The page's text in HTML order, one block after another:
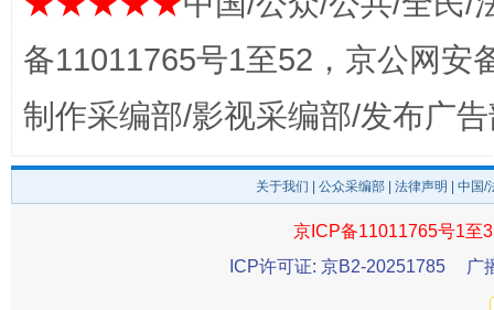
东山县通报“牛蛙产品抗生素超标问题” 法
备11011765号1至52，京公网安
制作采编部/影视采编部/发布广
关于我们 公众采编部 法律声明 | 中国
京ICP备11011765号1至
ICP许可证: 京B2-20251785
广